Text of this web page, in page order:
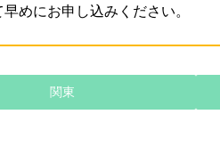
めにお申し込みください。
関東